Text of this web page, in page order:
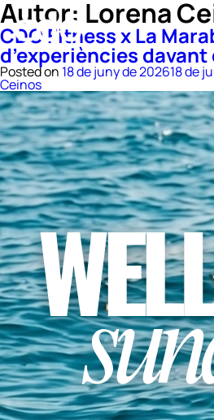
Autor: Lorena
CDO Fitness x La
d’experiències davant
Posted on 18 de juny de 202618 de
Ceinos